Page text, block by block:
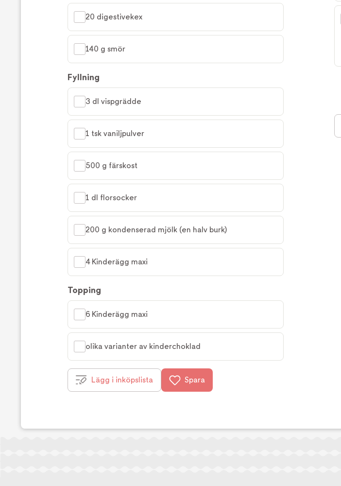
20 digestivekex
140 g smör
Fyllning
3 dl vispgrädde
1 tsk vaniljpulver
500 g färskost
1 dl florsocker
200 g kondenserad mjölk (en halv burk)
4 Kinderägg maxi
Topping
6 Kinderägg maxi
olika varianter av kinderchoklad
Lägg i inköpslista Spara